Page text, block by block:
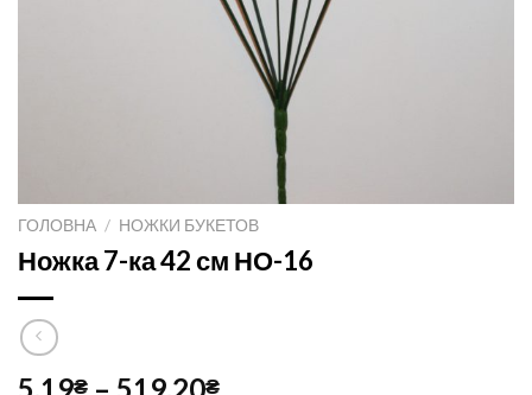
ГОЛОВНА / НОЖКИ БУКЕТОВ
Ножка 7-ка 42 см НО-16
₴ ₴